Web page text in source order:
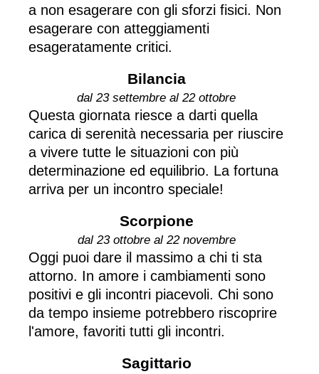
a non esagerare con gli sforzi fisici. Non
esagerare con atteggiamenti
esageratamente critici.
Bilancia
dal 23 settembre al 22 ottobre
Questa giornata riesce a darti quella
carica di serenità necessaria per riuscire
a vivere tutte le situazioni con più
determinazione ed equilibrio. La fortuna
arriva per un incontro speciale!
Scorpione
dal 23 ottobre al 22 novembre
Oggi puoi dare il massimo a chi ti sta
attorno. In amore i cambiamenti sono
positivi e gli incontri piacevoli. Chi sono
da tempo insieme potrebbero riscoprire
l'amore, favoriti tutti gli incontri.
Sagittario